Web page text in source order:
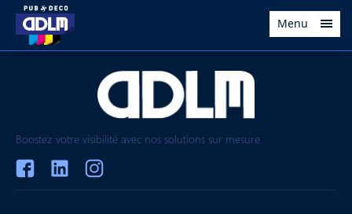
Menu
Boostez votre visibilité avec nos solutions sur mesure